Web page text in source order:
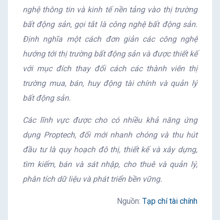
nghệ thông tin và kinh tế nền tảng vào thị trường
bất động sản, gọi tắt là công nghệ bất động sản.
Định nghĩa một cách đơn giản các công nghệ
hướng tới thị trường bất động sản và được thiết kế
với mục đích thay đổi cách các thành viên thị
trường mua, bán, huy động tài chính và quản lý
bất động sản.
Các lĩnh vực được cho có nhiều khả năng ứng
dụng Proptech, đổi mới nhanh chóng và thu hút
đầu tư là quy hoạch đô thị, thiết kế và xây dựng,
tìm kiếm, bán và sát nhập, cho thuê và quản lý,
phân tích dữ liệu và phát triển bền vững.
Nguồn: Tạp chí tài chính